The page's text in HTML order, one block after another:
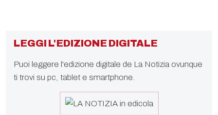
LEGGI L'EDIZIONE DIGITALE
Puoi leggere l'edizione digitale de La Notizia ovunque
ti trovi su pc, tablet e smartphone.